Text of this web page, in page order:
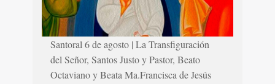
Santoral 6 de agosto | La Transfiguración
del Señor, Santos Justo y Pastor, Beato
Octaviano y Beata Ma.Francisca de Jesús